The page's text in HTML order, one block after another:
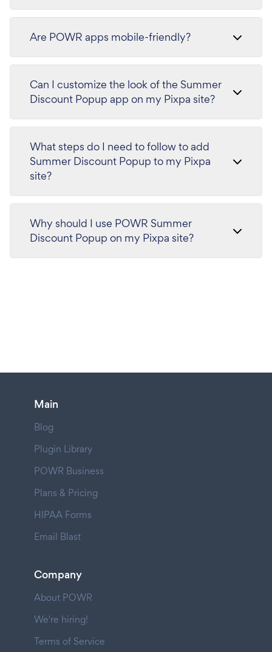
Are POWR apps mobile-friendly?
Can I customize the look of the Summer
Discount Popup app on my Pixpa site?
What steps do I need to follow to add
Summer Discount Popup to my Pixpa
site?
Why should I use POWR Summer
Discount Popup on my Pixpa site?
Main
Blog
Plugin Library
POWR Business
Plans & Pricing
HIPAA Forms
Email Blast
Company
About POWR
We're hiring!
Terms of Service